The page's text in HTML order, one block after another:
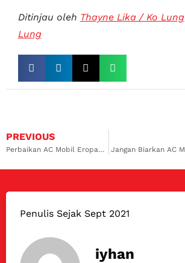
Ditinjau oleh Thayne Lika / Ko Lung
Lung
PREVIOUS
Perbaikan AC Mobil Eropa di Serpong: Solusi untuk Kenyamanan Berkendara
Penulis Sejak Sept 2021
iyhan